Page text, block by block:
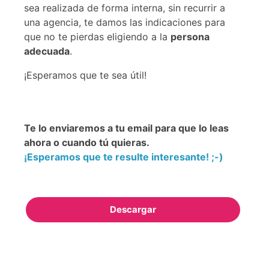
sea realizada de forma interna, sin recurrir a
una agencia, te damos las indicaciones para
que no te pierdas eligiendo a la persona
adecuada.
¡Esperamos que te sea útil!
Te lo enviaremos a tu email para que lo leas
ahora o cuando tú quieras.
¡Esperamos que te resulte interesante! ;-)
Descargar